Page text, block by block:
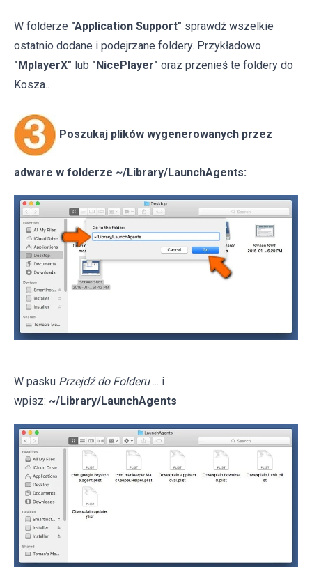
W folderze "Application Support" sprawdź wszelkie
ostatnio dodane i podejrzane foldery. Przykładowo
"MplayerX" lub "NicePlayer" oraz przenieś te foldery do
Kosza..
Poszukaj plików wygenerowanych przez
adware w folderze ~/Library/LaunchAgents:
W pasku Przejdź do Folderu ... i
wpisz: ~/Library/LaunchAgents